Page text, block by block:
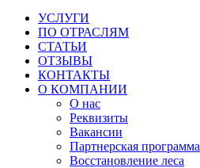
УСЛУГИ
ПО ОТРАСЛЯМ
СТАТЬИ
ОТЗЫВЫ
КОНТАКТЫ
О КОМПАНИИ
О нас
Реквизиты
Вакансии
Партнерская программа
Восстановление леса